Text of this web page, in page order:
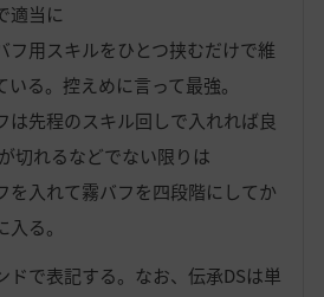
適当に
用スキルをひとつ挟むだけで維
る。控えめに言って最強。
先程のスキル回しで入れれば良
切れるなどでない限りは
入れて霧バフを四段階にしてか
る。
ドで表記する。なお、伝承DSは単